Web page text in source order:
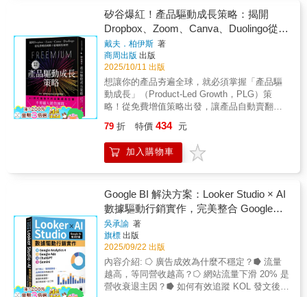
查普曼-多維（Toby Chapman-Dawe）深入探索
網紅行銷領域，本書的見解讓我對我如何在
NHBF制定有效的行銷策略有了深刻的啟發。顯
而易見，為品牌選擇適合的合作對象是成功的
關鍵。──National Hair and Beauty Federation
數位行銷總監莎曼珊‧透納-梅恩（Samantha
Turner-Meyern）這本書富有洞察力，提供豐富
的案例分析與訪談，輔以眾多實用的技巧，幫
助讀者真正瞭解網紅行銷領域。──Closer Still
Media（行銷技術展）行銷總監莉莉‧托克曼希
估全面又精確。本書或許可以說是目前為數不
多、能夠徹底剖析網紅行銷各種形式，將正在
塑造未來發展的諸多觀點匯集起來的著作之
一。──Marketing Corner London前人才與網紅
部總經理克雷格‧諾克斯如果你想對網紅行銷建
立紮實的基礎，絕對不能錯過這本精彩的指
南。本書會幫助你有系統地掌握可實際應用的
知識，並從多角度帶領你深入理解這個複雜的
領域。──HypeAuditor行銷專家尼克‧巴克拉諾
維（Nick Baklanov）這本書是網紅行銷領域從
業人員的寶貴資源，巧妙集結了業界頂尖專家
的觀點，深入探討當前及未來的發展趨勢。
生活智慧，我們可以輕鬆掌握一些賽局論的思
維，學會如何巧妙運用相對應的策略，更可以
看懂他人的「詭計」。 本書透過漫畫的形
式，對文字內容進行圖像化，活潑幽默的漫畫
形式，生動有趣的場景對話，讓讀者可以在輕
鬆的氛圍中，掌握賽局的思維與策略。 閱
讀本書，不僅可以享受賽局與思考的樂趣，更
可以學會用賽局的思維來處理生活、職場以及
更好的結局。
（Cadbury）巧克力如何藉由「大猩猩跟隨音樂
打鼓」的廣告改變公司未來？行銷是企業與顧
客溝通的橋梁，正如行銷學大師菲利普．科特
勒所說：「有效的行銷，是針對正確的顧客，
建立正確的關係。」本書深入淺出介紹行銷的
本質與途徑，是投入該領域必讀的書。【你是
知識控嗎？關於牛津通識課】用最簡明直白的
方式，了解現代人最需要知道的大問題。牛津
是英國牛津大學出版社（Oxford University
Press）的系列叢書，秉持「為所有讀者提供一
個可讀性強且包羅萬千的工具書圖書館」的信
念，於1995年首次推出，多年來已出版近700本
讀物，內容涉及歷史、神學、藝術、哲學、文
學、醫學、自然科學、政治等數十多種領域。
每一本書對應一個主題，由該領域公認的專家
撰寫，篇幅簡潔精煉，並提供進一步深度閱讀
的建議，確保讀者讀完後能建立該主題的專業
級知識框架。
路徑。本書就是一本解釋什麼是行銷的最本質
意義，以及如何操作它的思考與習作書。它既
是寫給執行長、參與公司最高層戰略的策略思
考者，更直接一點說──是寫給每一家企業的中
長期規畫書。科特勒與他的研究諮詢團隊在這
本直指核心的最新著作中，顛覆過往行銷僅限
於商品傳播及促販設計的功能想像，他與合著
者們首先即指出了「增長」是企業永恆面對的
任務，而真正意義的「行銷」是市場戰略的實
現。本書既有商業讀者們可能已熟知的如「品
新作法論證，也有如書中指出的「許多企業都
宣稱自己有的」數位市場戰略的新領域主張。
在簡明扼要的七個章節主題中，科特勒與合著
造能實現增長的市場戰略？什麼才是對的市場
戰略？有什麼資源路徑可以讓執行長帶領公司
通往增長的目標，又該如何規畫？在充滿資本
雜音以及新數位工具的當前商業環境中，本書
是導正企業尋回真正發展本質的策略經典，一
生事業均投入在行銷學的大師科特勒，將為企
業揭示出一幅「可以如何建構未來」的實用地
圖。本書將揭示：對不起，你所理解的市場行
矽谷爆紅！產品驅動成長策略：揭開
Dropbox、Zoom、Canva、Duolingo從免
費增值到數十億規模的祕密
戴夫．柏伊斯 著
商周出版 出版
2025/10/11 出版
想讓你的產品夯遍全球，就必須掌握「產品驅
動成長」（Product-Led Growth，PLG）策
略！從免費增值策略出發，讓產品自動賣翻
◎尼爾．霍恩（Neil Hoyne）／Google首席策
略師、羅伯．吉格里奧（Rob Giglio）／Canva
首席客戶長 好評推薦從矽谷實戰到MBA課
化》滿意的客戶會主動推薦與分享，打造強大
的成長循環》不需要龐大的銷售與業務團隊，
最低成本、最少人力》讓Dropbox、Zoom、
Slack和DocuSign等公司成長為市值數十億美
元的企業本書是「產品驅動成長」的權威指
南，作者是矽谷企業家暨哈佛MBA，並開設全
球首門專門探討該主題的MBA 課程，告訴讀者
如何透過「免費增值」（Freemium）取代傳統
的行銷漏斗，在一開始透過免費但好用的產品
79 折 特價 434 元
加入購物車
Google BI 解決方案：Looker Studio × AI
數據驅動行銷實作，完美整合 Google
Analytics 4、Google Ads、ChatGPT、
Gemini
吳承諭 著
旗標 出版
2025/09/22 出版
內容介紹: ⭔ 廣告成效為什麼不穩定？⭓ 流量
越高，等同營收越高？⭔ 網站流量下滑 20% 是
營收衰退主因？⭓ 如何有效追蹤 KOL 發文後成